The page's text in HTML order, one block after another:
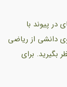
پیوند با
دانشی از ریاضی
بگیرید. برای